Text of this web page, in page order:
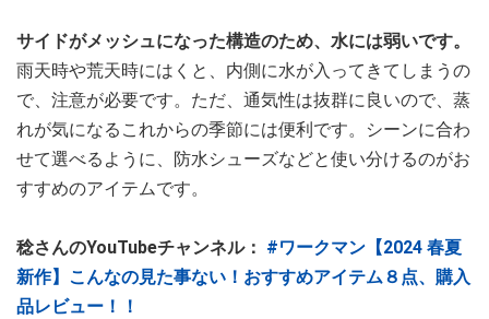
サイドがメッシュになった構造のため、水には弱いです。
雨天時や荒天時にはくと、内側に水が入ってきてしまうの
で、注意が必要です。ただ、通気性は抜群に良いので、蒸
れが気になるこれからの季節には便利です。シーンに合わ
せて選べるように、防水シューズなどと使い分けるのがお
すすめのアイテムです。
稔さんのYouTubeチャンネル： #ワークマン【2024 春夏
新作】こんなの見た事ない！おすすめアイテム８点、購入
品レビュー！！